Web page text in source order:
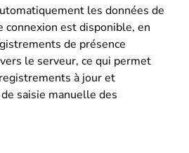
les données de
connexion est disponible, en
de présence
le serveur, ce qui permet
à jour et
saisie manuelle des